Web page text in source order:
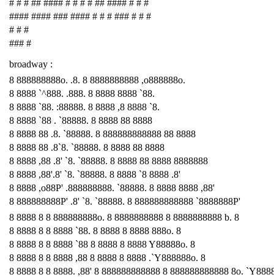
# # # ## #### # # # # ## #### # # #
#### #### ### #### # # # ### # # #
# # #
### #
broadway :
8 888888888o. .8. 8 8888888888 ,o888888o.
8 8888 `^888. .888. 8 8888 8888 `88.
8 8888 `88. :88888. 8 8888 ,8 8888 `8.
8 8888 `88 . `88888. 8 8888 88 8888
8 8888 88 .8. `88888. 8 888888888888 88 8888
8 8888 88 .8`8. `88888. 8 8888 88 8888
8 8888 ,88 .8' `8. `88888. 8 8888 88 8888 8888888
8 8888 ,88'.8' `8. `88888. 8 8888 `8 8888 .8'
8 8888 ,o88P' .888888888. `88888. 8 8888 8888 ,88'
8 888888888P' .8' `8. `88888. 8 888888888888 `8888888P'
8 8888 8 8 888888888o. 8 8888888888 8 8888888888 b. 8
8 8888 8 8 8888 `88. 8 8888 8 8888 888o. 8
8 8888 8 8 8888 `88 8 8888 8 8888 Y88888o. 8
8 8888 8 8 8888 ,88 8 8888 8 8888 .`Y888888o. 8
8 8888 8 8 8888. ,88' 8 888888888888 8 888888888888 8o.